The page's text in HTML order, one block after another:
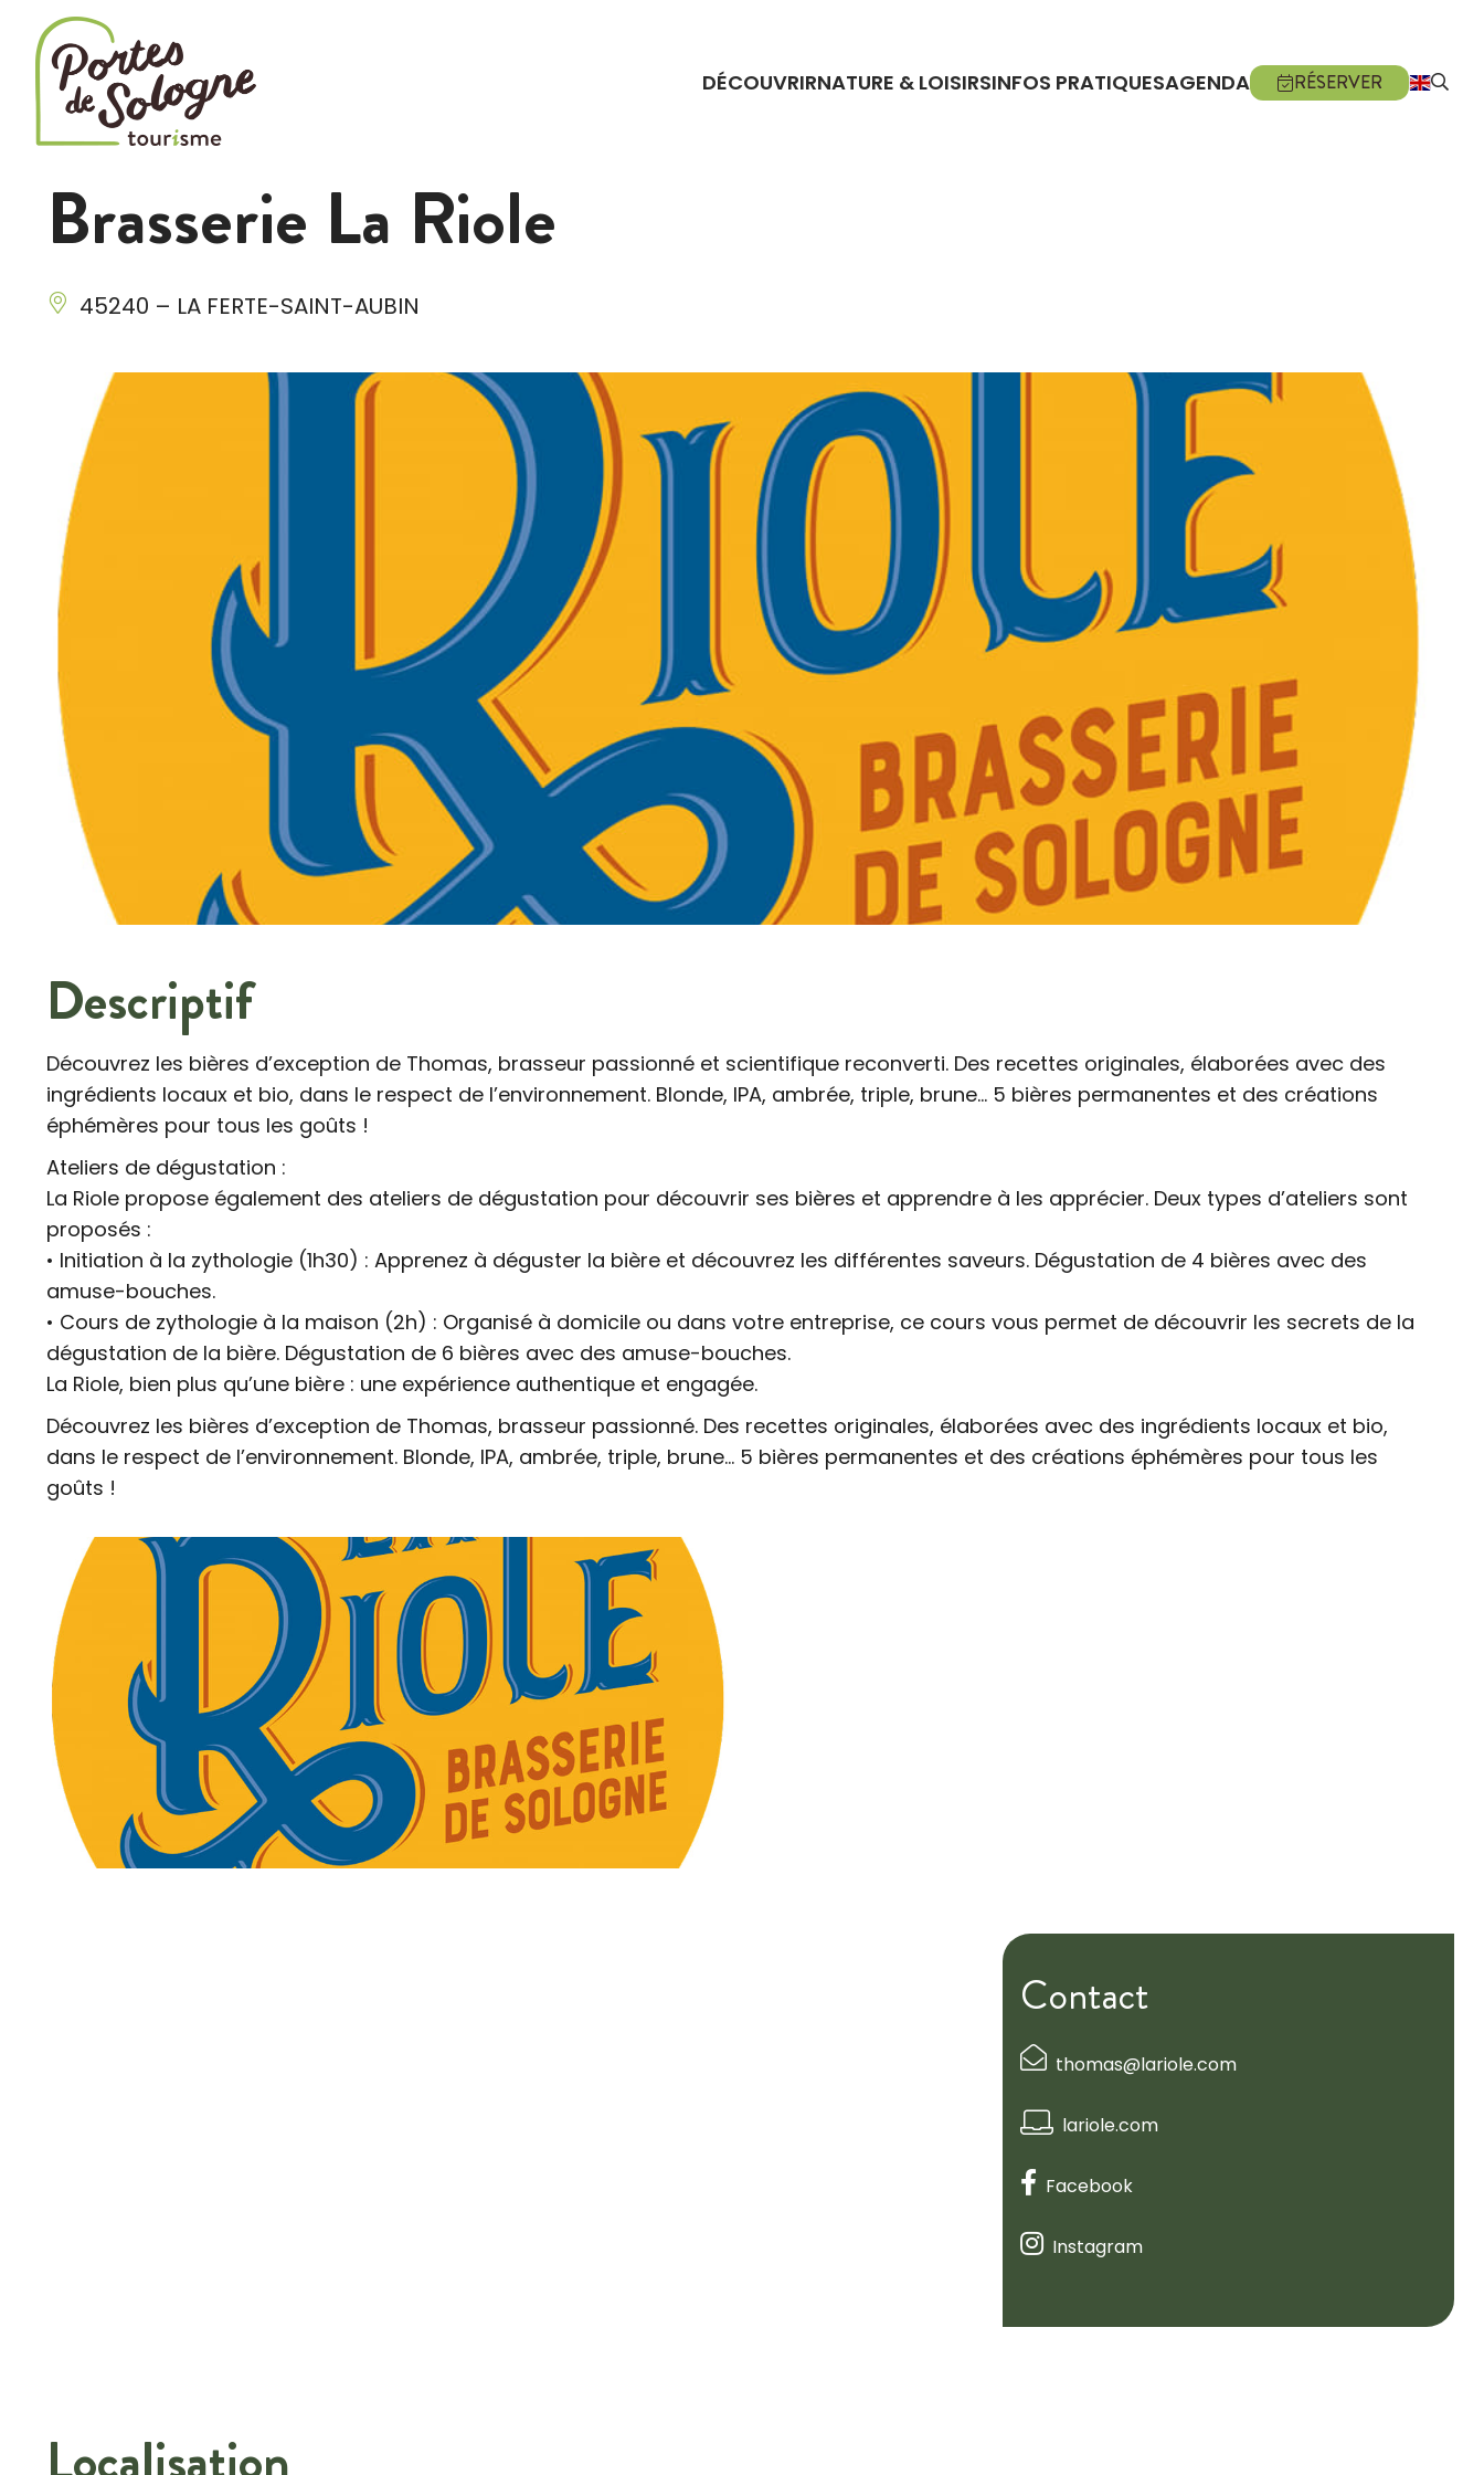
DÉCOUVRIRNATURE & LOISIRSINFOS PRATIQUESAGENDA RÉSERVER
Brasserie La Riole
45240 – LA FERTE-SAINT-AUBIN
Descriptif
Découvrez les bières d’exception de Thomas, brasseur passionné et scientifique reconverti. Des recettes originales, élaborées avec des
ingrédients locaux et bio, dans le respect de l’environnement. Blonde, IPA, ambrée, triple, brune… 5 bières permanentes et des créations
éphémères pour tous les goûts !
Ateliers de dégustation :
La Riole propose également des ateliers de dégustation pour découvrir ses bières et apprendre à les apprécier. Deux types d’ateliers sont
proposés :
• Initiation à la zythologie (1h30) : Apprenez à déguster la bière et découvrez les différentes saveurs. Dégustation de 4 bières avec des
amuse-bouches.
• Cours de zythologie à la maison (2h) : Organisé à domicile ou dans votre entreprise, ce cours vous permet de découvrir les secrets de la
dégustation de la bière. Dégustation de 6 bières avec des amuse-bouches.
La Riole, bien plus qu’une bière : une expérience authentique et engagée.
Découvrez les bières d’exception de Thomas, brasseur passionné. Des recettes originales, élaborées avec des ingrédients locaux et bio,
dans le respect de l’environnement. Blonde, IPA, ambrée, triple, brune… 5 bières permanentes et des créations éphémères pour tous les
goûts !
Contact
thomas@lariole.com
lariole.com
Facebook
Instagram